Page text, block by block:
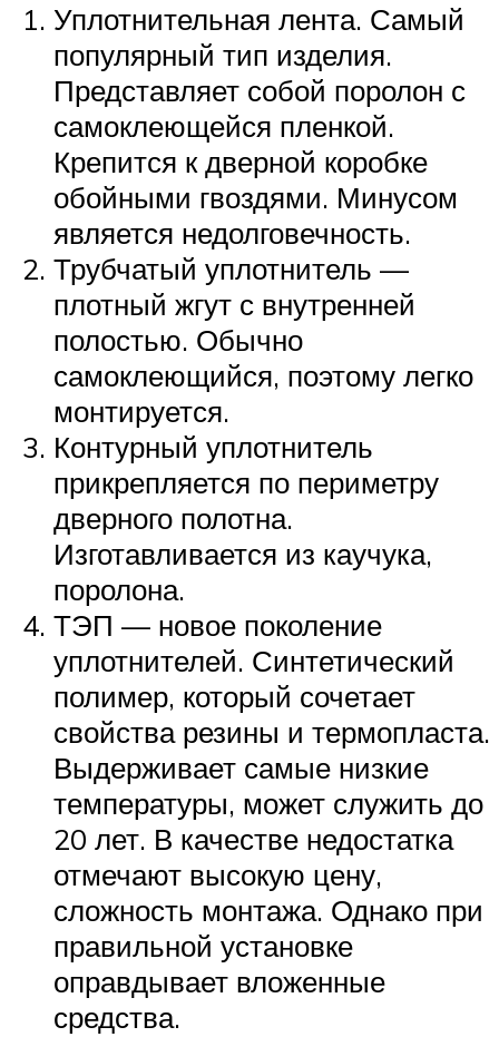
Уплотнительная лента. Самый
популярный тип изделия.
Представляет собой поролон с
самоклеющейся пленкой.
Крепится к дверной коробке
обойными гвоздями. Минусом
является недолговечность.
Трубчатый уплотнитель —
плотный жгут с внутренней
полостью. Обычно
самоклеющийся, поэтому легко
монтируется.
Контурный уплотнитель
прикрепляется по периметру
дверного полотна.
Изготавливается из каучука,
поролона.
ТЭП — новое поколение
уплотнителей. Синтетический
полимер, который сочетает
свойства резины и термопласта.
Выдерживает самые низкие
температуры, может служить до
20 лет. В качестве недостатка
отмечают высокую цену,
сложность монтажа. Однако при
правильной установке
оправдывает вложенные
средства.